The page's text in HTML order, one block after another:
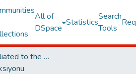
All of
DSpace
Statistics
Search
Tools
05-Units Affiliated to the Rectorate